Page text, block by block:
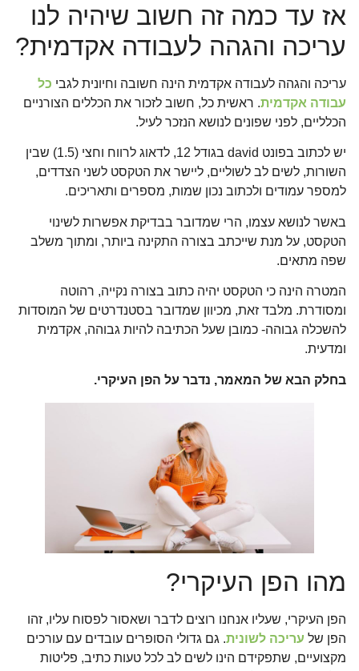
אז עד כמה זה חשוב שיהיה לנו
עריכה והגהה לעבודה אקדמית?
עריכה והגהה לעבודה אקדמית הינה חשובה וחיונית לגבי כל
עבודה אקדמית. ראשית כל, חשוב לזכור את הכללים הצורניים
הכלליים, לפני שפונים לנושא הנזכר לעיל.
יש לכתוב בפונט david בגודל 12, לדאוג לרווח וחצי (1.5) שבין
השורות, לשים לב לשוליים, ליישר את הטקסט לשני הצדדים,
למספר עמודים ולכתוב נכון שמות, מספרים ותאריכים.
באשר לנושא עצמו, הרי שמדובר בבדיקת אפשרות לשינוי
הטקסט, על מנת שייכתב בצורה התקינה ביותר, ומתוך משלב
שפה מתאים.
המטרה הינה כי הטקסט יהיה כתוב בצורה נקייה, רהוטה
ומסודרת. מלבד זאת, מכיוון שמדובר בסטנדרטים של המוסדות
להשכלה גבוהה- כמובן שעל הכתיבה להיות גבוהה, אקדמית
ומדעית.
בחלק הבא של המאמר, נדבר על הפן העיקרי.
מהו הפן העיקרי?
הפן העיקרי, שעליו אנחנו רוצים לדבר ושאסור לפסוח עליו, זהו
הפן של עריכה לשונית. גם גדולי הסופרים עובדים עם עורכים
מקצועיים, שתפקידם הינו לשים לב לכל טעות כתיב, פליטות